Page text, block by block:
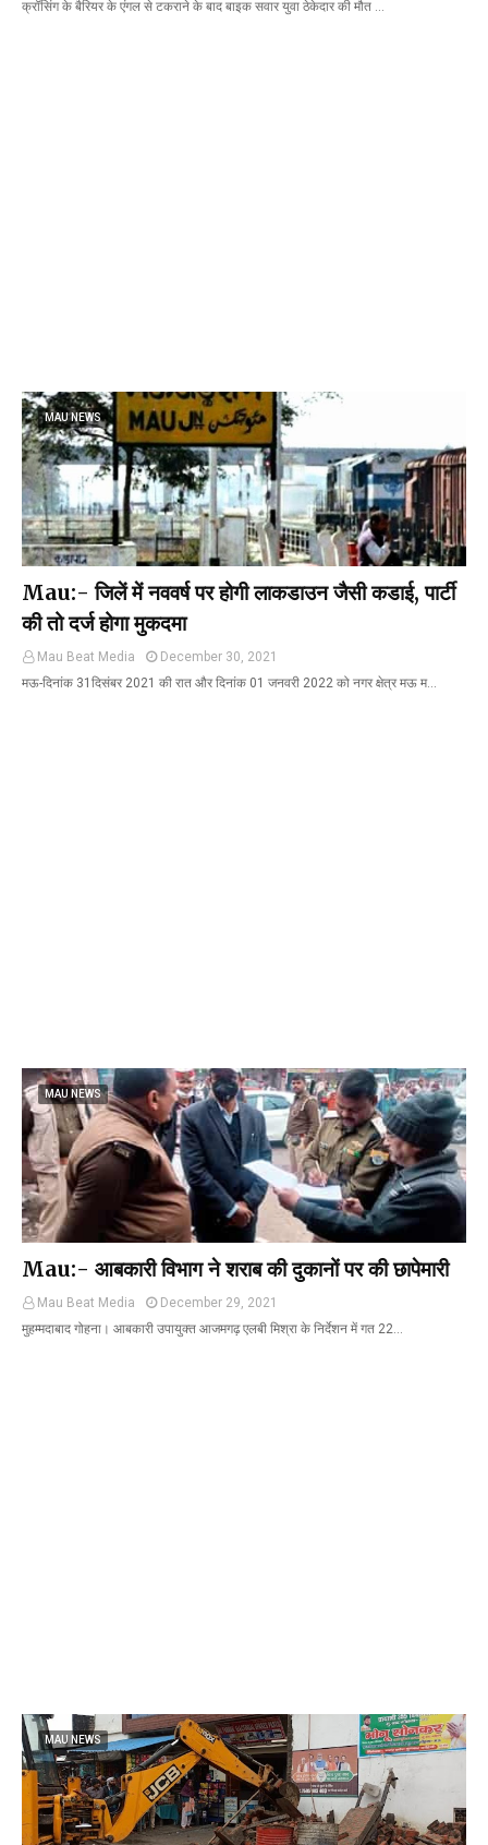
क्रॉसिंग के बैरियर के एंगल से टकराने के बाद बाइक सवार युवा ठेकेदार की मौत …
MAU NEWS
Mau:- जिलें में नववर्ष पर होगी लाकडाउन जैसी कडाई, पार्टी
की तो दर्ज होगा मुकदमा
Mau Beat Media
December 30, 2021
मऊ-दिनांक 31दिसंबर 2021 की रात और दिनांक 01 जनवरी 2022 को नगर क्षेत्र मऊ म…
MAU NEWS
Mau:- आबकारी विभाग ने शराब की दुकानों पर की छापेमारी
Mau Beat Media
December 29, 2021
मुहम्मदाबाद गोहना। आबकारी उपायुक्त आजमगढ़ एलबी मिश्रा के निर्देशन में गत 22…
MAU NEWS